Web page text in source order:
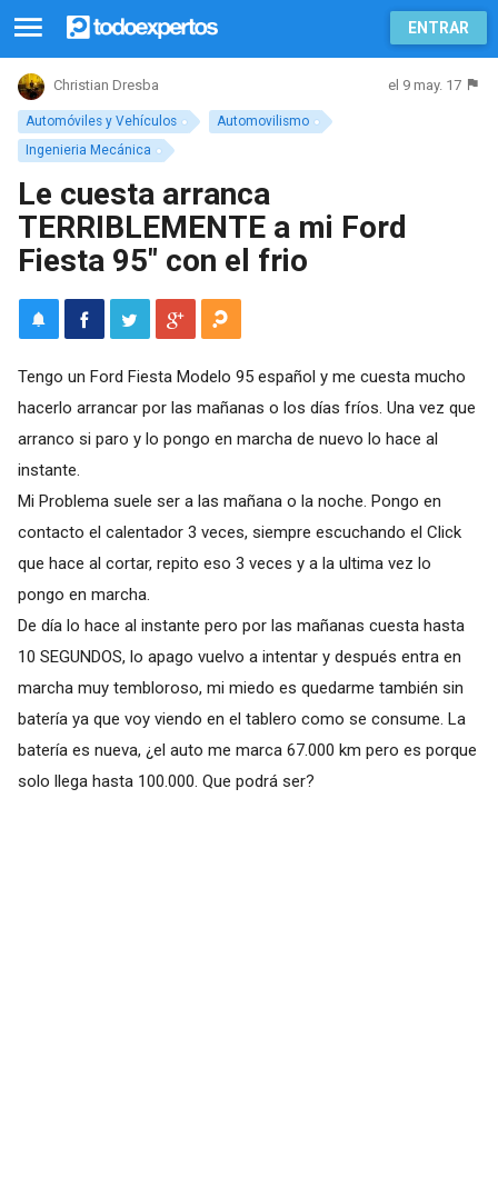
ENTRAR
Automóviles y Vehículos
Automovilismo
Ingenieria Mecánica
Christian Dresba el 9 may. 17
Le cuesta arranca
TERRIBLEMENTE a mi Ford
Fiesta 95" con el frio
Tengo un Ford Fiesta Modelo 95 español y me cuesta mucho
hacerlo arrancar por las mañanas o los días fríos. Una vez que
arranco si paro y lo pongo en marcha de nuevo lo hace al
instante.
Mi Problema suele ser a las mañana o la noche. Pongo en
contacto el calentador 3 veces, siempre escuchando el Click
que hace al cortar, repito eso 3 veces y a la ultima vez lo
pongo en marcha.
De día lo hace al instante pero por las mañanas cuesta hasta
10 SEGUNDOS, lo apago vuelvo a intentar y después entra en
marcha muy tembloroso, mi miedo es quedarme también sin
batería ya que voy viendo en el tablero como se consume. La
batería es nueva, ¿el auto me marca 67.000 km pero es porque
solo llega hasta 100.000. Que podrá ser?